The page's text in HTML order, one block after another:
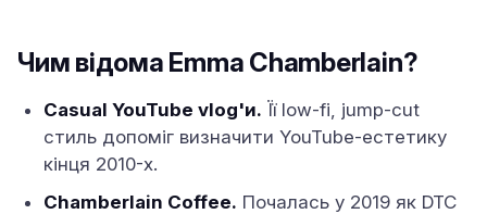
Чим відома Emma Chamberlain?
Casual YouTube vlog'и. Її low-fi, jump-cut
стиль допоміг визначити YouTube-естетику
кінця 2010-х.
Chamberlain Coffee. Почалась у 2019 як DTC